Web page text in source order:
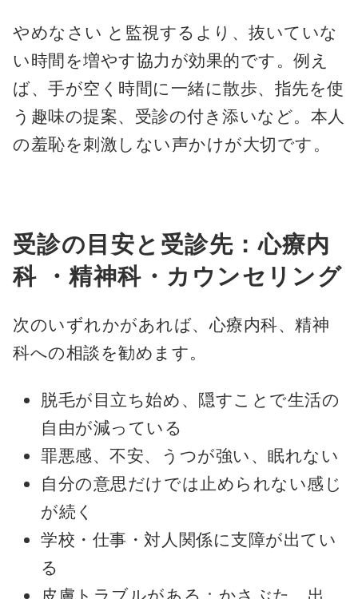
やめなさい と監視するより、抜いていな
い時間を増やす協力が効果的です。例え
ば、手が空く時間に一緒に散歩、指先を使
う趣味の提案、受診の付き添いなど。本人
の羞恥を刺激しない声かけが大切です。
受診の目安と受診先：心療内
科 ・精神科・カウンセリング
次のいずれかがあれば、心療内科、精神
科への相談を勧めます。
脱毛が目立ち始め、隠すことで生活の
自由が減っている
罪悪感、不安、うつが強い、眠れない
自分の意思だけでは止められない感じ
が続く
学校・仕事・対人関係に支障が出てい
る